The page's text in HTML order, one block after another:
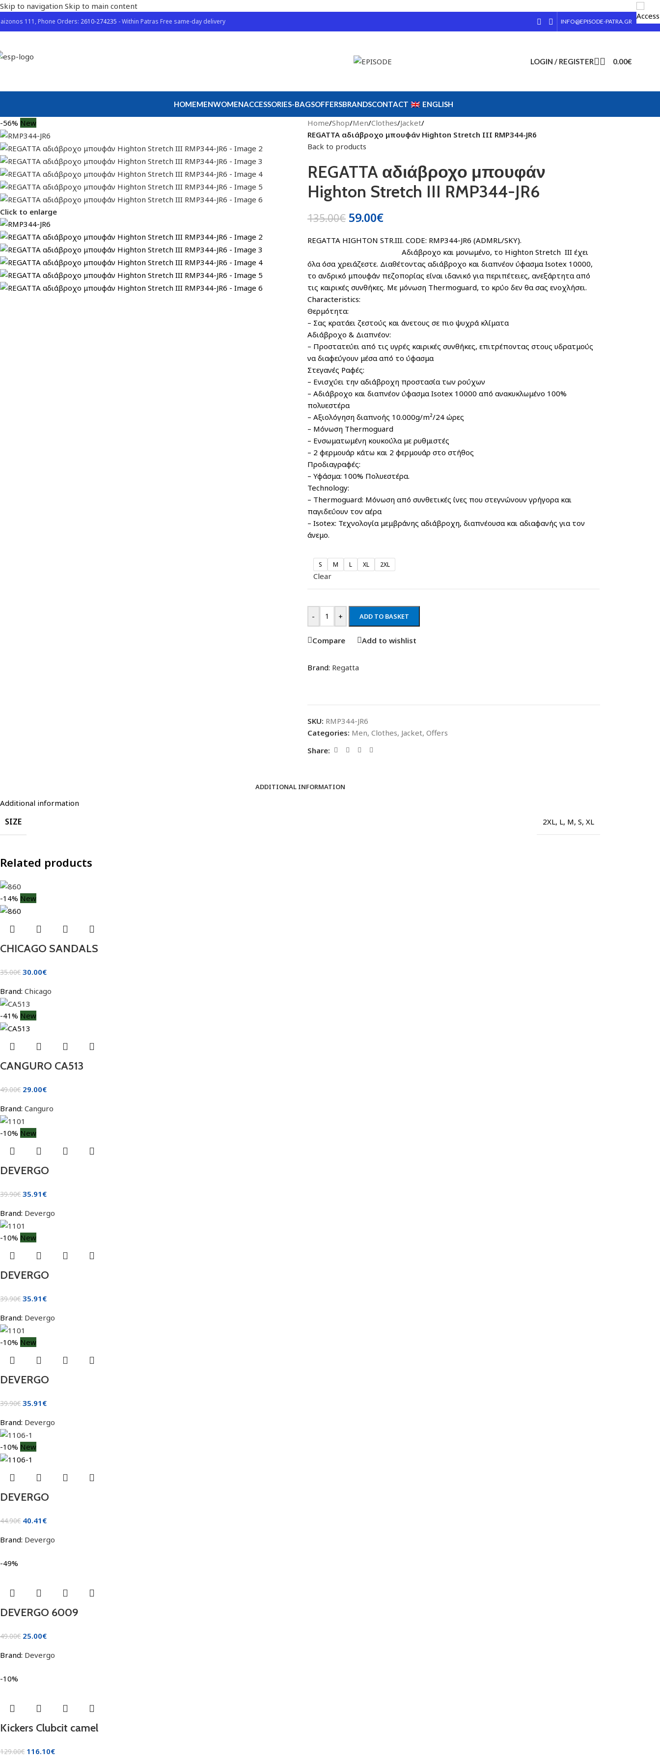
Skip to navigation Skip to main content
111, Phone Orders: 2610-274235 - Within Patras Free same-day delivery INFO@EPISODE-PATRA.GR
LOGIN / REGISTER 0.00€
HOMEMENWOMENACCESSORIES-BAGSOFFERSBRANDSCONTACT ENGLISH
-56% New
Click to enlarge
Home/Shop/Men/Clothes/Jacket/
REGATTA αδιάβροχο μπουφάν Highton Stretch III RMP344-JR6
Back to products
REGATTA αδιάβροχο μπουφάν
Highton Stretch III RMP344-JR6
135.00€ 59.00€
REGATTA HIGHTON STR.III. CODE: RMP344-JR6 (ADMRL/SKY).
Αδιάβροχο και μονωμένο, το Highton Stretch III έχει
όλα όσα χρειάζεστε. Διαθέτοντας αδιάβροχο και διαπνέον ύφασμα Isotex 10000,
το ανδρικό μπουφάν πεζοπορίας είναι ιδανικό για περιπέτειες, ανεξάρτητα από
τις καιρικές συνθήκες. Με μόνωση Thermoguard, το κρύο δεν θα σας ενοχλήσει.
Characteristics:
Θερμότητα:
– Σας κρατάει ζεστούς και άνετους σε πιο ψυχρά κλίματα
Αδιάβροχο & Διαπνέον:
– Προστατεύει από τις υγρές καιρικές συνθήκες, επιτρέποντας στους υδρατμούς
να διαφεύγουν μέσα από το ύφασμα
Στεγανές Ραφές:
– Ενισχύει την αδιάβροχη προστασία των ρούχων
– Αδιάβροχο και διαπνέον ύφασμα Isotex 10000 από ανακυκλωμένο 100%
πολυεστέρα
– Αξιολόγηση διαπνοής 10.000g/m²/24 ώρες
– Μόνωση Thermoguard
– Ενσωματωμένη κουκούλα με ρυθμιστές
– 2 φερμουάρ κάτω και 2 φερμουάρ στο στήθος
Προδιαγραφές:
– Υφάσμα: 100% Πολυεστέρα.
Technology:
– Thermoguard: Μόνωση από συνθετικές ίνες που στεγνώνουν γρήγορα και
παγιδεύουν τον αέρα
– Isotex: Τεχνολογία μεμβράνης αδιάβροχη, διαπνέουσα και αδιαφανής για τον
άνεμο.
S M L XL 2XL
Clear
- + ADD TO BASKET
Compare Add to wishlist
Brand: Regatta
SKU: RMP344-JR6
Categories: Men, Clothes, Jacket, Offers
Share:
ADDITIONAL INFORMATION
Additional information
SIZE 2XL, L, M, S, XL
Related products
-14% New
CHICAGO SANDALS
35.00€ 30.00€
Brand: Chicago
-41% New
CANGURO CA513
49.00€ 29.00€
Brand: Canguro
-10% New
DEVERGO
39.90€ 35.91 €
Brand: Devergo
-10% New
DEVERGO
39.90€ 35.91 €
Brand: Devergo
-10% New
DEVERGO
39.90€ 35.91 €
Brand: Devergo
-10% New
DEVERGO
44.90€ 40.41 €
Brand: Devergo
-49%
DEVERGO 6009
49.00€ 25.00€
Brand: Devergo
-10%
Kickers Clubcit camel
129.00€ 116.10€